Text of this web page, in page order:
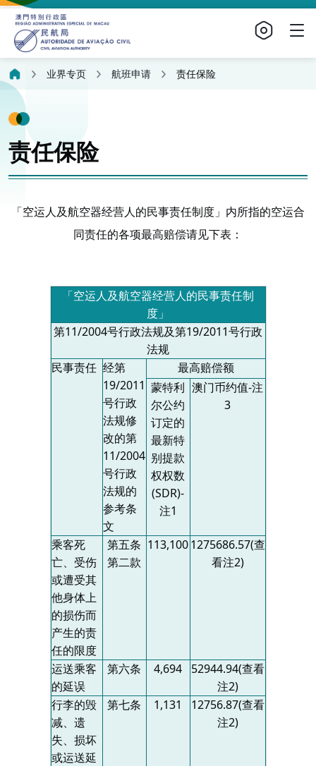
业界专页 航班申请 责任保险
责任保险
「空运人及航空器经营人的民事责任制度」内所指的空运合
同责任的各项最高赔偿请见下表：
「空运人及航空器经营人的民事责任制
度」
第11/2004号行政法规及第19/2011号行政
法规
民事责任 经第
19/2011
号行政
法规修
改的第
11/2004
号行政
法规的
参考条
文
最高赔偿额
蒙特利
尔公约
订定的
最新特
别提款
权权数
(SDR)-
注1
澳门币约值-注
3
乘客死
亡、受伤
或遭受其
他身体上
的损伤而
产生的责
任的限度
第五条
第二款
113,1001275686.57(查
看注2)
运送乘客
的延误
第六条 4,694 52944.94(查看
注2)
行李的毁
减、遗
失、损坏
或运送延
第七条 1,131 12756.87(查看
注2)